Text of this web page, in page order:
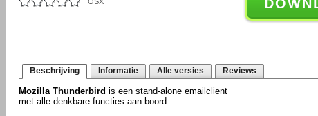
Beschrijving Informatie Alle versies Reviews
Mozilla Thunderbird is een stand-alone emailclient
met alle denkbare functies aan boord.